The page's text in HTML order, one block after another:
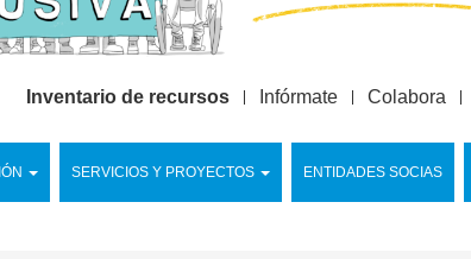
SERVICIOS Y PROYECTOS ENTIDADES SOCIAS
Inventario de recursos Infórmate Colabora